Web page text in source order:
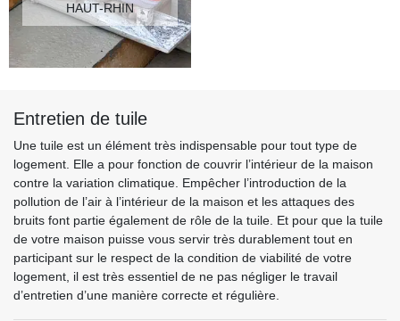
HAUT-RHIN
Entretien de tuile
Une tuile est un élément très indispensable pour tout type de
logement. Elle a pour fonction de couvrir l’intérieur de la maison
contre la variation climatique. Empêcher l’introduction de la
pollution de l’air à l’intérieur de la maison et les attaques des
bruits font partie également de rôle de la tuile. Et pour que la tuile
de votre maison puisse vous servir très durablement tout en
participant sur le respect de la condition de viabilité de votre
logement, il est très essentiel de ne pas négliger le travail
d’entretien d’une manière correcte et régulière.